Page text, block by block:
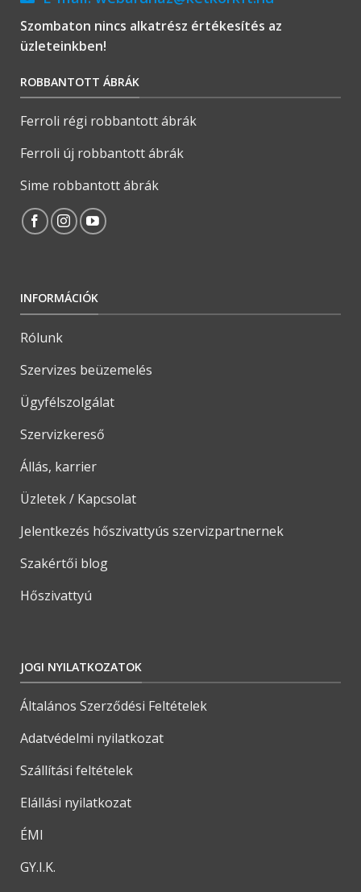
Szombaton nincs alkatrész értékesítés az
üzleteinkben!
ROBBANTOTT ÁBRÁK
Ferroli régi robbantott ábrák
Ferroli új robbantott ábrák
Sime robbantott ábrák
INFORMÁCIÓK
Rólunk
Szervizes beüzemelés
Ügyfélszolgálat
Szervizkereső
Állás, karrier
Üzletek / Kapcsolat
Jelentkezés hőszivattyús szervizpartnernek
Szakértői blog
Hőszivattyú
JOGI NYILATKOZATOK
Általános Szerződési Feltételek
Adatvédelmi nyilatkozat
Szállítási feltételek
Elállási nyilatkozat
ÉMI
GY.I.K.